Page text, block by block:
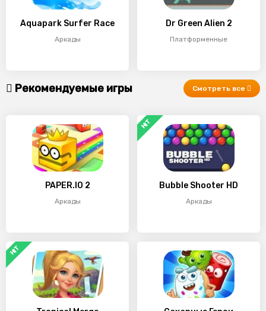
Aquapark Surfer Race
Аркады
Dr Green Alien 2
Платформенные
Рекомендуемые игры Смотреть все
PAPER.IO 2
Аркады
Bubble Shooter HD
Аркады
HIT
HIT